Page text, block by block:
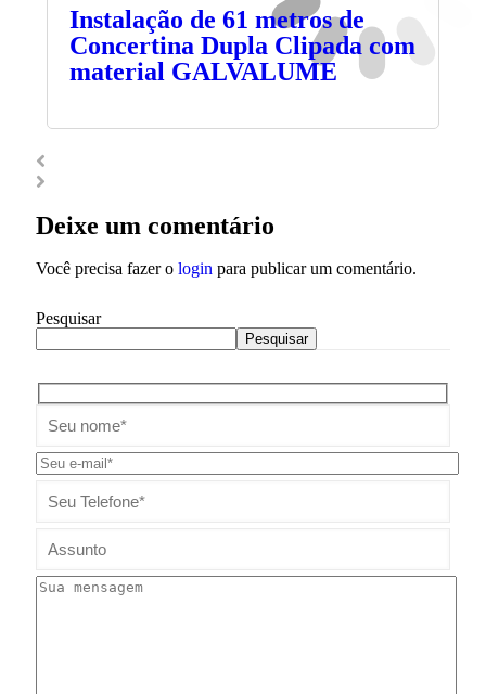
Instalação de 61 metros de
Concertina Dupla Clipada com
material GALVALUME
Deixe um comentário
Você precisa fazer o login para publicar um comentário.
Pesquisar
Pesquisar